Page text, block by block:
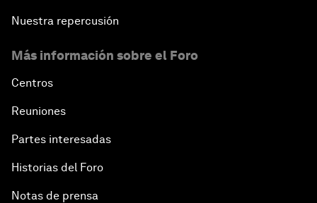
Nuestra repercusión
Más información sobre el Foro
Centros
Reuniones
Partes interesadas
Historias del Foro
Notas de prensa